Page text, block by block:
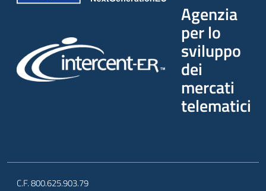
Agenzia
per lo
sviluppo
dei
mercati
telematici
C.F. 800.625.903.79